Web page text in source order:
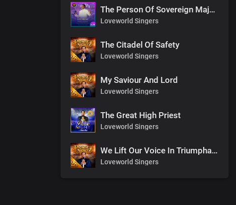
The Person Of Sovereign Majesty
Loveworld Singers
The Citadel Of Safety
Loveworld Singers
My Saviour And Lord
Loveworld Singers
The Great High Priest
Loveworld Singers
We Lift Our Voice In Triumphant Songs
Loveworld Singers